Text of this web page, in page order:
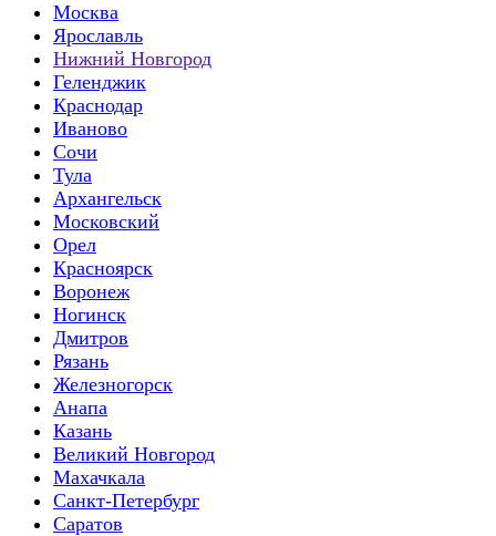
Москва
Ярославль
Нижний Новгород
Геленджик
Краснодар
Иваново
Сочи
Тула
Архангельск
Московский
Орел
Красноярск
Воронеж
Ногинск
Дмитров
Рязань
Железногорск
Анапа
Казань
Великий Новгород
Махачкала
Санкт-Петербург
Саратов